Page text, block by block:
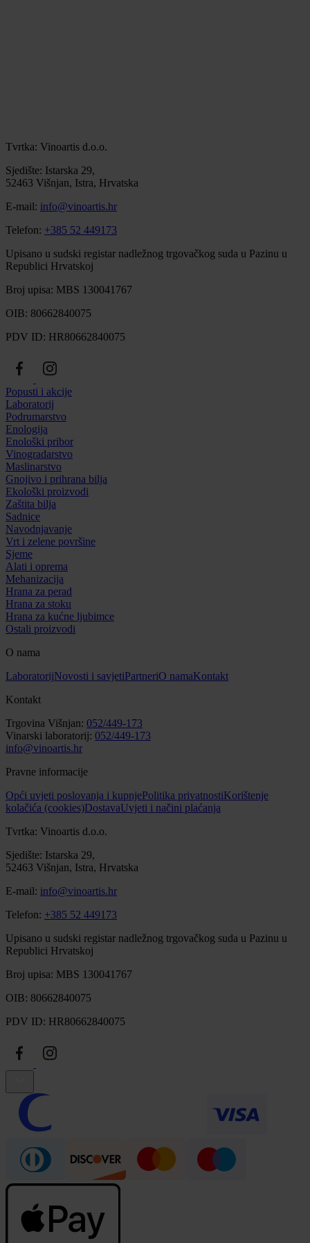
Tvrtka: Vinoartis d.o.o.
Sjedište: Istarska 29,
52463 Višnjan, Istra, Hrvatska
E-mail: info@vinoartis.hr
Telefon: +385 52 449173
Upisano u sudski registar nadležnog trgovačkog suda u Pazinu u
Republici Hrvatskoj
Broj upisa: MBS 130041767
OIB: 80662840075
PDV ID: HR80662840075
Popusti i akcije
Laboratorij
Podrumarstvo
Enologija
Enološki pribor
Vinogradarstvo
Maslinarstvo
Gnojivo i prihrana bilja
Ekološki proizvodi
Zaštita bilja
Sadnice
Navodnjavanje
Vrt i zelene površine
Sjeme
Alati i oprema
Mehanizacija
Hrana za perad
Hrana za stoku
Hrana za kućne ljubimce
Ostali proizvodi
O nama
LaboratorijNovosti i savjetiPartneriO namaKontakt
Kontakt
Trgovina Višnjan: 052/449-173
Vinarski laboratorij: 052/449-173
info@vinoartis.hr
Pravne informacije
Opći uvjeti poslovanja i kupnjePolitika privatnostiKorištenje
kolačića (cookies)DostavaUvjeti i načini plaćanja
Tvrtka: Vinoartis d.o.o.
Sjedište: Istarska 29,
52463 Višnjan, Istra, Hrvatska
E-mail: info@vinoartis.hr
Telefon: +385 52 449173
Upisano u sudski registar nadležnog trgovačkog suda u Pazinu u
Republici Hrvatskoj
Broj upisa: MBS 130041767
OIB: 80662840075
PDV ID: HR80662840075